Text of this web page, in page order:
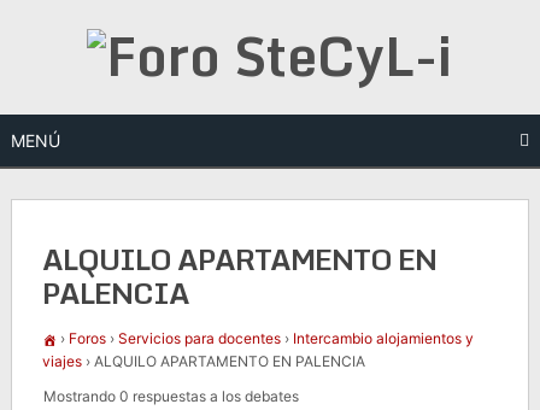
MENÚ
ALQUILO APARTAMENTO EN
PALENCIA
› Foros › Servicios para docentes › Intercambio alojamientos y
viajes › ALQUILO APARTAMENTO EN PALENCIA
Mostrando 0 respuestas a los debates